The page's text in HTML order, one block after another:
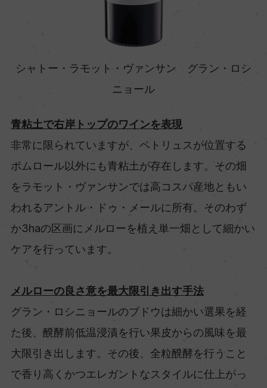
シャトー・ラモット・ヴァンサン グラン・ロシ
ニョール
青粘土で右岸トップのワインを表現
非常に限られていますが、ペトリュスが位置する
ポムロール以外にも青粘土が存在します。その畑
をラモット・ヴァンサンでは高コスパ産地ともい
われるアントル・ドゥ・メールに所有。そのわず
か3haの区画にメルローを植え単一畑として細かい
ケアを行っています。
メルローの良さ意を最大限引き出す手法
グラン・ロシニョールのブドウは細かい選果を経
た後、醗酵前低温浸漬を行い果皮からの風味を最
大限引き出します。その後、全粒醗酵を行うこと
で香り高くかつエレガントなスタイルに仕上がっ